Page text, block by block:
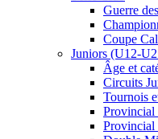
Guerre
Coupe
Juniors (U12-
Âge et
Circuits
Tournois
Provincial
Provincial